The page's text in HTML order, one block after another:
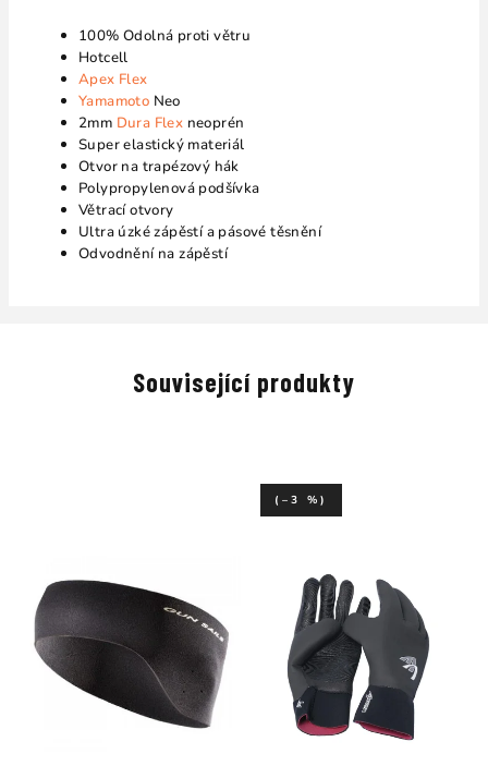
100% Odolná proti větru
Hotcell
Apex Flex
Yamamoto Neo
2mm Dura Flex neoprén
Super elastický materiál
Otvor na trapézový hák
Polypropylenová podšívka
Větrací otvory
Ultra úzké zápěstí a pásové těsnění
Odvodnění na zápěstí
Související produkty
(–3 %)